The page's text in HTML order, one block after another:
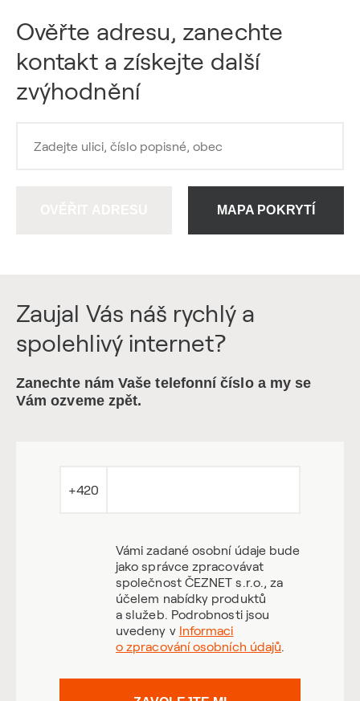
Ověřte adresu, zanechte
kontakt a získejte další
zvýhodnění
MAPA POKRYTÍ
Zaujal Vás náš rychlý a
spolehlivý internet?
Zanechte nám Vaše telefonní číslo a my se
Vám ozveme zpět.
+420
Vámi zadané osobní údaje bude
jako správce zpracovávat
společnost ČEZNET s.r.o., za
účelem nabídky produktů
a služeb. Podrobnosti jsou
uvedeny v Informaci
o zpracování osobních údajů.